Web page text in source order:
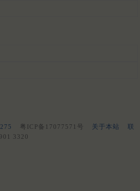
粤ICP备17077571号 关于本站
联
3320